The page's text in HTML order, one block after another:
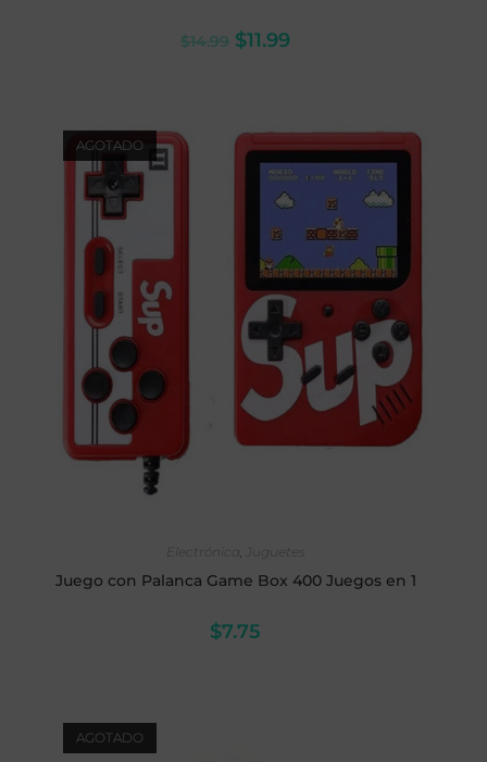
$14.99 $11.99
AGOTADO
Electrónica, Juguetes
Juego con Palanca Game Box 400 Juegos en 1
$7.75
AGOTADO